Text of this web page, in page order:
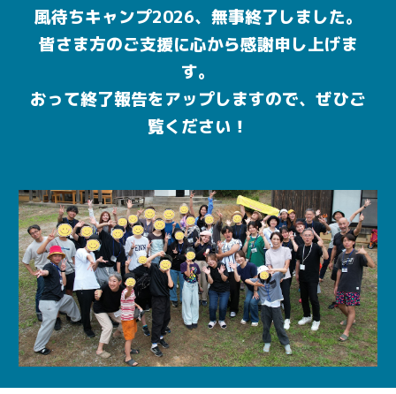
風待ちキャンプ2026、無事終了しました。
皆さま方のご支援に心から感謝申し上げま
す。
おって終了報告をアップしますので、ぜひご
覧ください！